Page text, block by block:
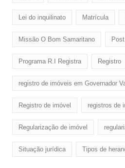
Lei do inquilinato Matrícula
Missão O Bom Samaritano
Programa R.I Registra Registro
registro de imóveis em Governador
Registro de imóvel registros de
Regularização de imóvel
Situação jurídica Tipos de